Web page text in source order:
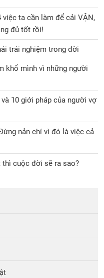
việc ta cần làm để cải VẬN,
đủ tốt rồi!
trải nghiệm trong đời
khổ mình vì những người
10 giới pháp của người vợ
nản chí vì đó là việc cả
thì cuộc đời sẽ ra sao?